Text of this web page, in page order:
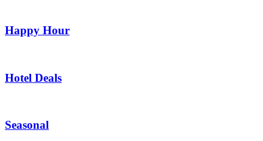
Happy Hour
Hotel Deals
Seasonal